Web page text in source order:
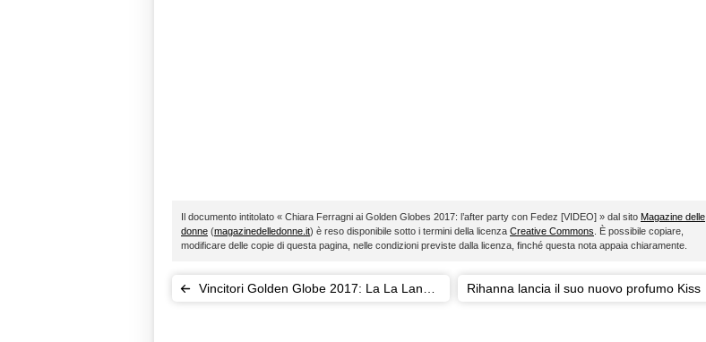
Il documento intitolato « Chiara Ferragni ai Golden Globes 2017: l’after party con Fedez [VIDEO] » dal sito Magazine delle
donne (magazinedelledonne.it) è reso disponibile sotto i termini della licenza Creative Commons . È possibile copiare,
modificare delle copie di questa pagina, nelle condizioni previste dalla licenza, finché questa nota appaia chiaramente.
Vincitori Golden Globe 2017: La La Land
Rihanna lancia il suo nuovo profumo Kiss